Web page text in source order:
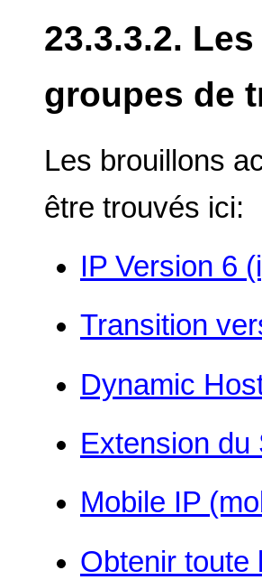
23.3.3.2.
groupes de
Les brouillons
être trouvés ici:
IP Version 6
Transition
Dynamic
Extension du
Mobile IP
Obtenir toute